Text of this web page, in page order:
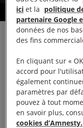
Défendre les droits humains
LA VIE
ici et la politique
partenaire Google
données de nos
des fins
En cliquant sur «
accord pour
également
paramètres par
pouvez à tout
en savoir plus,
cookies d’Amnesty.